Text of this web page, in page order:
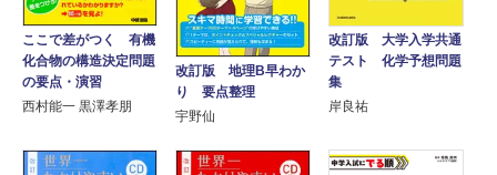
ここで差がつく 有機
化合物の構造決定問題
の要点・演習
西村能一 黒澤孝朋
改訂版 地理B早わか
り 要点整理
宇野仙
改訂版 大学入学共通
テスト 化学予想問題
集
岸良祐